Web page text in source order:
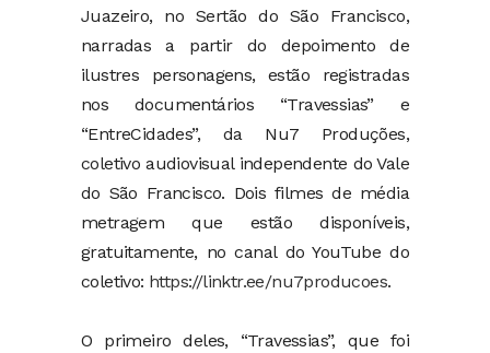
Juazeiro, no Sertão do São Francisco,
narradas a partir do depoimento de
ilustres personagens, estão registradas
nos documentários “Travessias” e
“EntreCidades”, da Nu7 Produções,
coletivo audiovisual independente do Vale
do São Francisco. Dois filmes de média
metragem que estão disponíveis,
gratuitamente, no canal do YouTube do
coletivo: https://linktr.ee/nu7producoes.
O primeiro deles, “Travessias”, que foi